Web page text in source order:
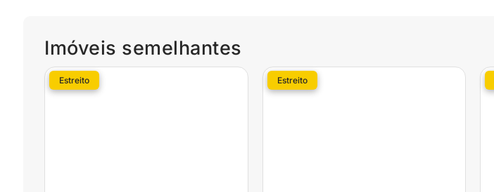
Imóveis semelhantes
Estreito Estreito